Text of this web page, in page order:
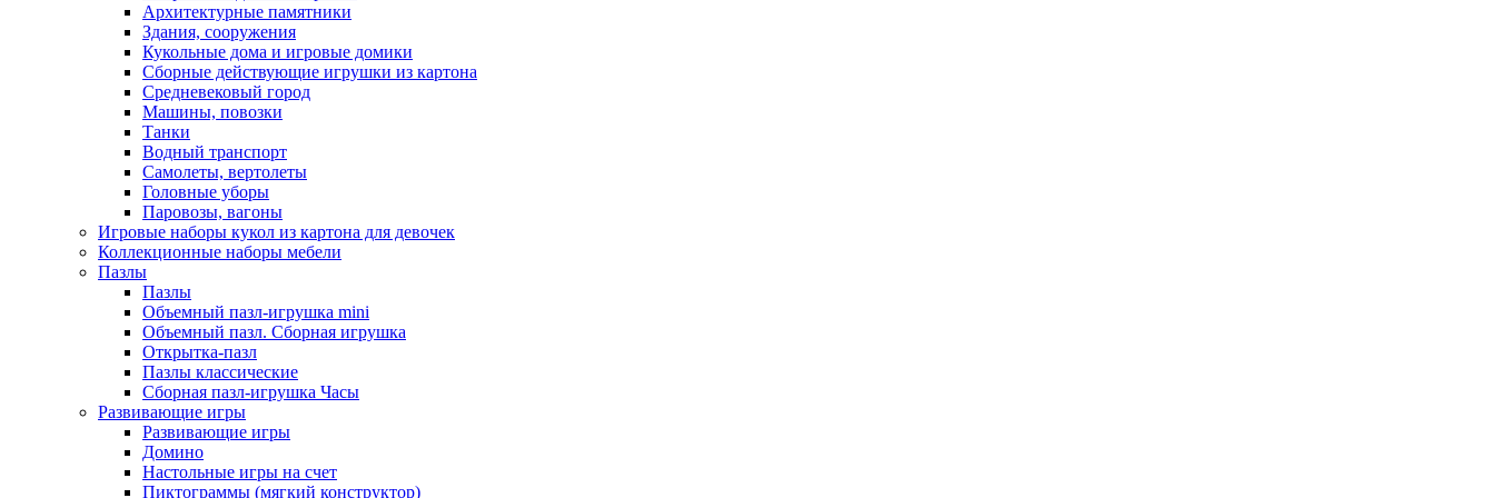
Архитектурные памятники
Здания, сооружения
Кукольные дома и игровые домики
Сборные действующие игрушки из картона
Средневековый город
Машины, повозки
Танки
Водный транспорт
Самолеты, вертолеты
Головные уборы
Паровозы, вагоны
Игровые наборы кукол из картона для девочек
Коллекционные наборы мебели
Пазлы
Пазлы
Объемный пазл-игрушка mini
Объемный пазл. Сборная игрушка
Открытка-пазл
Пазлы классические
Сборная пазл-игрушка Часы
Развивающие игры
Развивающие игры
Домино
Настольные игры на счет
Пиктограммы (мягкий конструктор)